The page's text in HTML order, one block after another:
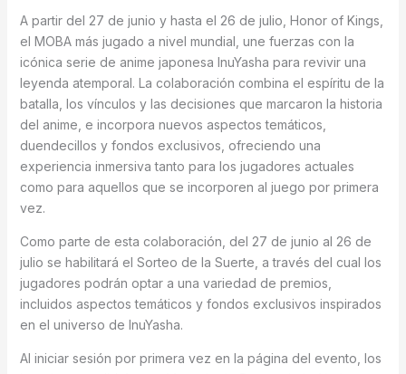
A partir del 27 de junio y hasta el 26 de julio, Honor of Kings,
el MOBA más jugado a nivel mundial, une fuerzas con la
icónica serie de anime japonesa InuYasha para revivir una
leyenda atemporal. La colaboración combina el espíritu de la
batalla, los vínculos y las decisiones que marcaron la historia
del anime, e incorpora nuevos aspectos temáticos,
duendecillos y fondos exclusivos, ofreciendo una
experiencia inmersiva tanto para los jugadores actuales
como para aquellos que se incorporen al juego por primera
vez.
Como parte de esta colaboración, del 27 de junio al 26 de
julio se habilitará el Sorteo de la Suerte, a través del cual los
jugadores podrán optar a una variedad de premios,
incluidos aspectos temáticos y fondos exclusivos inspirados
en el universo de InuYasha.
Al iniciar sesión por primera vez en la página del evento, los